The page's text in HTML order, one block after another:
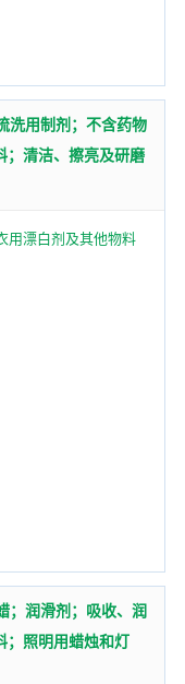
洗用制剂；不含药物
；清洁、擦亮及研磨
用漂白剂及其他物料
；润滑剂；吸收、润
；照明用蜡烛和灯